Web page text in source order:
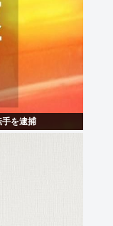
手を逮捕